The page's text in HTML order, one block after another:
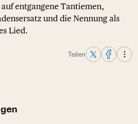
entgangene Tantiemen,
und die Nennung als
Lied.
Teilen